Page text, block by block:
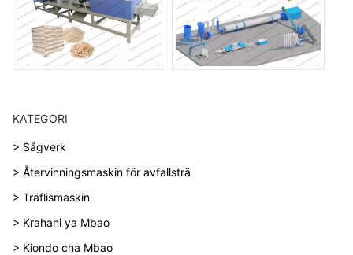
KATEGORI
> Sågverk
> Återvinningsmaskin för avfallsträ
> Träflismaskin
> Krahani ya Mbao
> Kiondo cha Mbao